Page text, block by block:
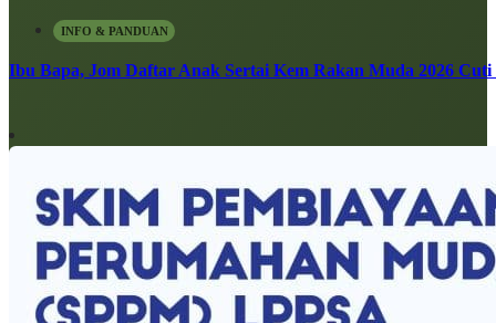
INFO & PANDUAN
Ibu Bapa, Jom Daftar Anak Sertai Kem Rakan Muda 2026